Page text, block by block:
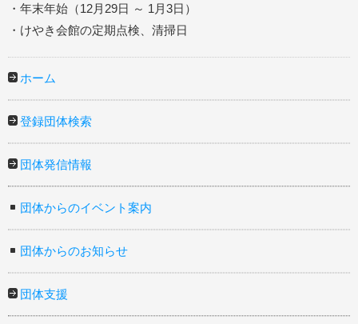
・年末年始（12月29日 ～ 1月3日）
・けやき会館の定期点検、清掃日
ホーム
登録団体検索
団体発信情報
団体からのイベント案内
団体からのお知らせ
団体支援